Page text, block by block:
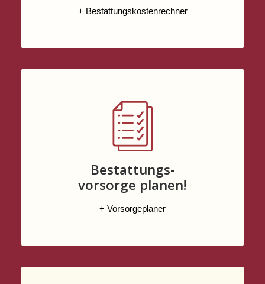
+ Bestattungskostenrechner
Bestattungs-
vorsorge planen!
+ Vorsorgeplaner